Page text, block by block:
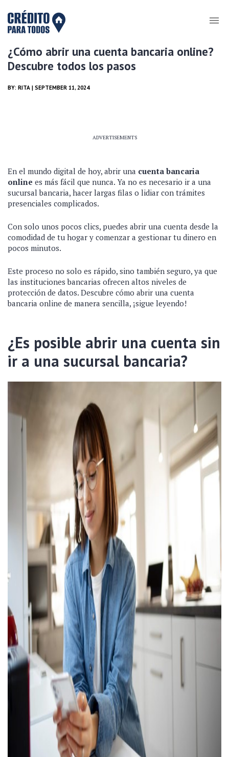
¿Cómo abrir una cuenta bancaria online?
Descubre todos los pasos
BY: RITA | SEPTEMBER 11, 2024
ADVERTISEMENTS
En el mundo digital de hoy, abrir una cuenta bancaria
online es más fácil que nunca. Ya no es necesario ir a una
sucursal bancaria, hacer largas filas o lidiar con trámites
presenciales complicados.
Con solo unos pocos clics, puedes abrir una cuenta desde la
comodidad de tu hogar y comenzar a gestionar tu dinero en
pocos minutos.
Este proceso no solo es rápido, sino también seguro, ya que
las instituciones bancarias ofrecen altos niveles de
protección de datos. Descubre cómo abrir una cuenta
bancaria online de manera sencilla, ¡sigue leyendo!
¿Es posible abrir una cuenta sin
ir a una sucursal bancaria?